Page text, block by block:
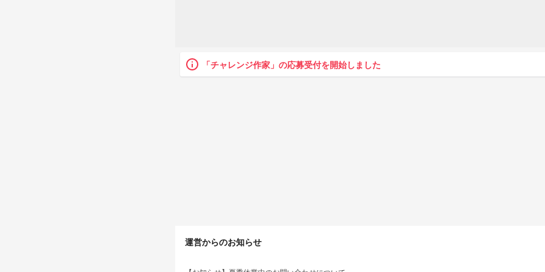
「チャレンジ作家」の応募受付を開始しました
運営からのお知らせ